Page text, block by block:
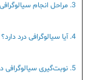
3. مراحل انجام سیالوگرافی چگونه است؟
4. آیا سیالوگرافی درد دارد؟
5. نوبت‌گیری سیالوگرافی در شیراز